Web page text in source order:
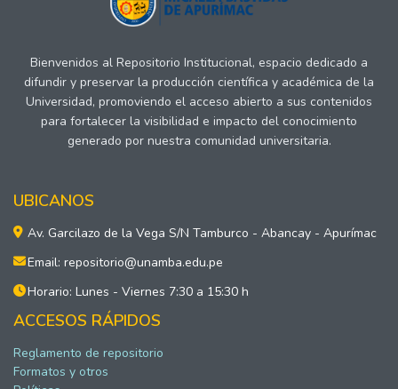
Bienvenidos al Repositorio Institucional, espacio dedicado a
difundir y preservar la producción científica y académica de la
Universidad, promoviendo el acceso abierto a sus contenidos
para fortalecer la visibilidad e impacto del conocimiento
generado por nuestra comunidad universitaria.
UBICANOS
Av. Garcilazo de la Vega S/N Tamburco - Abancay - Apurímac
Email: repositorio@unamba.edu.pe
Horario: Lunes - Viernes 7:30 a 15:30 h
ACCESOS RÁPIDOS
Reglamento de repositorio
Formatos y otros